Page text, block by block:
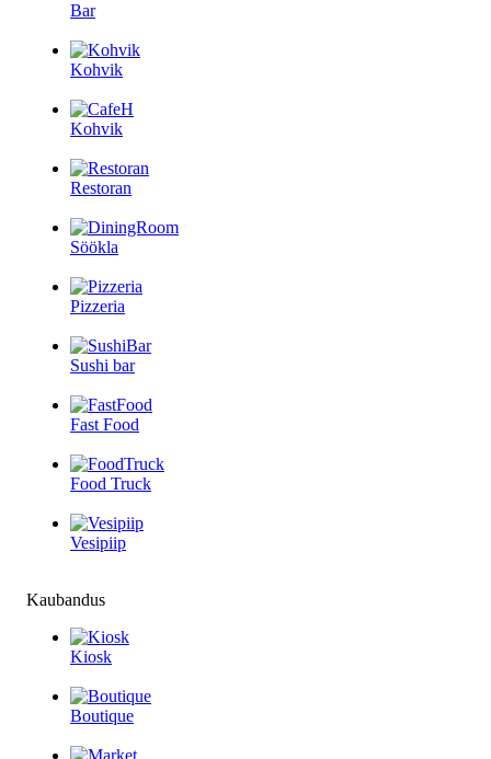
Bar
Kohvik
Kohvik
Restoran
Söökla
Pizzeria
Sushi bar
Fast Food
Food Truck
Vesipiip
Kaubandus
Kiosk
Boutique